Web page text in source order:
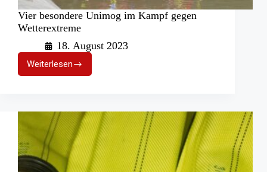
Vier besondere Unimog im Kampf gegen
Wetterextreme
18. August 2023
Weiterlesen
Vier
besondere
Kampf
gegen
Wetterextreme